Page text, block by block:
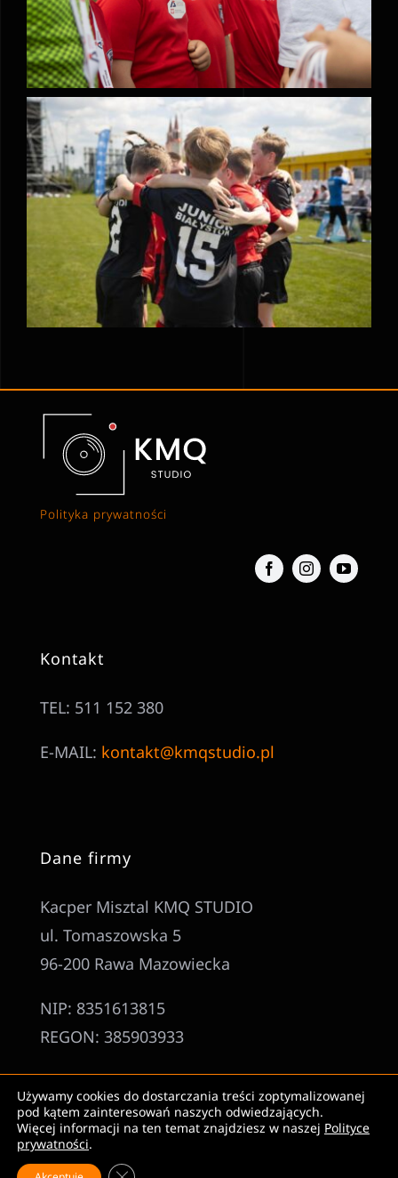
Polityka prywatności
Kontakt
TEL: 511 152 380
E-MAIL: kontakt@kmqstudio.pl
Dane firmy
Kacper Misztal KMQ STUDIO
ul. Tomaszowska 5
96-200 Rawa Mazowiecka
NIP: 8351613815
REGON: 385903933
© KMQSTUDIO 2026
Używamy cookies do dostarczania treści zoptymalizowanej
pod kątem zainteresowań naszych odwiedzających.
Więcej informacji na ten temat znajdziesz w naszej Polityce
prywatności.
Zamknij panel powiadomień o ciasteczkach